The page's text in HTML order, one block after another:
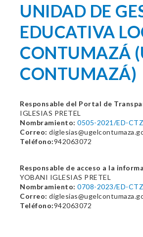
UNIDAD DE
EDUCATIVA
CONTUMAZÁ
CONTUMAZÁ)
Responsable del Portal de
IGLESIAS PRETEL
Nombramiento: 0505-2021/ED-
Correo:
Teléfono:942063072
Responsable de acceso a la
YOBANI IGLESIAS PRETEL
Nombramiento: 0708-2023/ED-
Correo:
Teléfono:942063072